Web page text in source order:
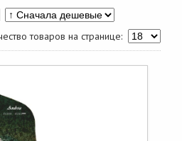
товаров на странице: